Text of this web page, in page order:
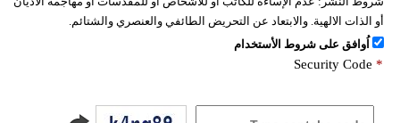
أو الذات الالهية. والابتعاد عن التحريض الطائفي والعنصري والشتائم.
اُوافق على شروط الأستخدام
Security Code *